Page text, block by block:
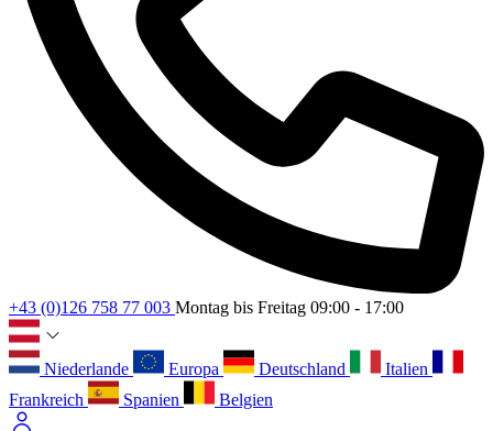
+43 (0)126 758 77 003 Montag bis Freitag 09:00 - 17:00
Niederlande Europa Deutschland
Italien
Frankreich
Spanien Belgien